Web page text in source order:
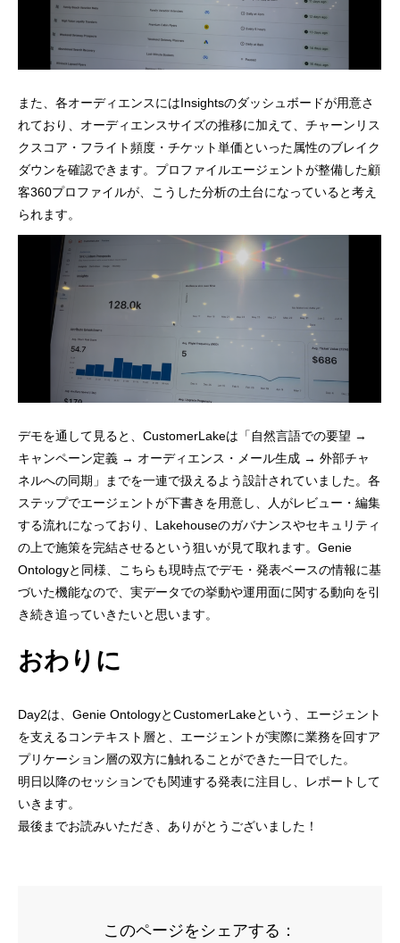
また、各オーディエンスにはInsightsのダッシュボードが用意さ
れており、オーディエンスサイズの推移に加えて、チャーンリス
クスコア・フライト頻度・チケット単価といった属性のブレイク
ダウンを確認できます。プロファイルエージェントが整備した顧
客360プロファイルが、こうした分析の土台になっていると考え
られます。
デモを通して見ると、CustomerLakeは「自然言語での要望 →
キャンペーン定義 → オーディエンス・メール生成 → 外部チャ
ネルへの同期」までを一連で扱えるよう設計されていました。各
ステップでエージェントが下書きを用意し、人がレビュー・編集
する流れになっており、Lakehouseのガバナンスやセキュリティ
の上で施策を完結させるという狙いが見て取れます。Genie
Ontologyと同様、こちらも現時点でデモ・発表ベースの情報に基
づいた機能なので、実データでの挙動や運用面に関する動向を引
き続き追っていきたいと思います。
おわりに
Day2は、Genie OntologyとCustomerLakeという、エージェント
を支えるコンテキスト層と、エージェントが実際に業務を回すア
プリケーション層の双方に触れることができた一日でした。
明日以降のセッションでも関連する発表に注目し、レポートして
いきます。
最後までお読みいただき、ありがとうございました！
このページをシェアする：